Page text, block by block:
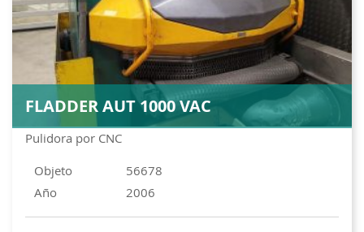
Pulidora por CNC
FLADDER AUT 1000 VAC
Objeto
56678
Año
2006